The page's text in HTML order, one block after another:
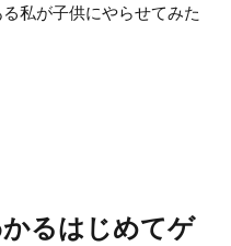
私が子供にやらせてみた
るはじめてゲ